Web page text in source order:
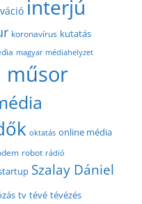
interjú
koronavírus kutatás
magyar médiahelyzet
műsor
oktatás online média
robot rádió
Szalay Dániel
tv tévé tévézés